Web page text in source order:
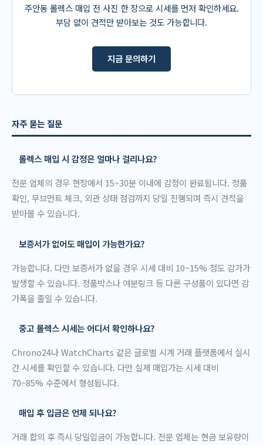
주안동 롤렉스 매입 전 사진 한 장으로 시세를 먼저 확인하세요.
부담 없이 견적만 받아보는 것도 가능합니다.
지금 문의하기
자주 묻는 질문
롤렉스 매입 시 감정은 얼마나 걸리나요?
전문 업체의 경우 현장에서 15~30분 이내에 감정이 완료됩니다. 정품
확인, 무브먼트 체크, 외관 상태 점검까지 당일 진행되며 즉시 견적을
받아볼 수 있습니다.
보증서가 없어도 매입이 가능한가요?
가능합니다. 다만 보증서가 없을 경우 시세 대비 10~15% 정도 감가가
발생할 수 있습니다. 정품박스나 여분링크 등 다른 구성품이 있다면 감
가폭을 줄일 수 있습니다.
중고 롤렉스 시세는 어디서 확인하나요?
Chrono24나 WatchCharts 같은 글로벌 시계 거래 플랫폼에서 실시
간 시세를 확인할 수 있습니다. 다만 실제 매입가는 시세 대비
70~85% 수준에서 형성됩니다.
매입 후 입금은 언제 되나요?
거래 합의 후 즉시 당일입금이 가능합니다. 전문 업체는 현금 보유량이